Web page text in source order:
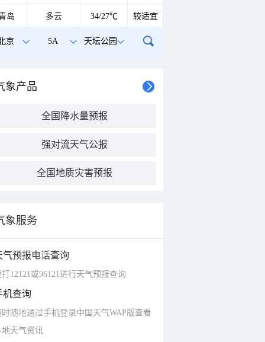
岛 多云 34/27℃ 较适宜
京 5A 天坛公园
象产品
全国降水量预报
强对流天气公报
全国地质灾害预报
象服务
气预报电话查询
打12121或96121进行天气预报查询
机查询
时随地通过手机登录中国天气WAP版查看
地天气资讯